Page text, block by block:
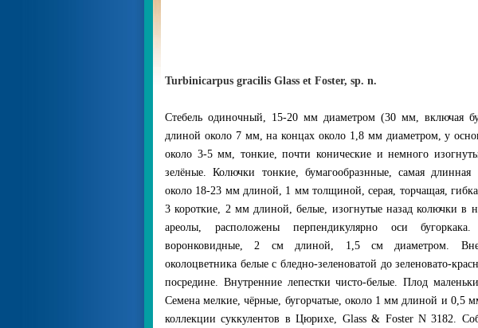
Turbinicarpus gracilis Glass et Foster, sp. n.
Стебель одиночный, 15-20 мм диаметром (30 мм, включая
длиной около 7 мм, на концах около 1,8 мм диаметром, у
около 3-5 мм, тонкие, почти конические и немного
зелёные. Колючки тонкие, бумагообразнные, самая длинная
около 18-23 мм длиной, 1 мм толщиной, серая, торчащая,
3 короткие, 2 мм длиной, белые, изогнутые назад колючки в
ареолы, расположены перпендикулярно оси
воронковидные, 2 см длиной, 1,5 см диаметром.
околоцветника белые с бледно-зеленоватой до зеленовато-
посредине. Внутренние лепестки чисто-белые. Плод
Семена мелкие, чёрные, бугорчатые, около 1 мм длиной и 0,5
коллекции суккулентов в Цюрихе, Glass & Foster N 3182.